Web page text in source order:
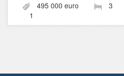
495 000 euro
3
1